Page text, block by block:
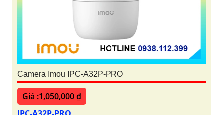
Camera Imou IPC-A32P-PRO
Giá :1,050,000 ₫